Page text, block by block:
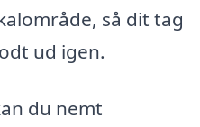
så dit tag
ud igen.
du nemt